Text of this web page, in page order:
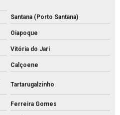
Santana (Porto Santana)
Oiapoque
Vitória do Jari
Calçoene
Tartarugalzinho
Ferreira Gomes